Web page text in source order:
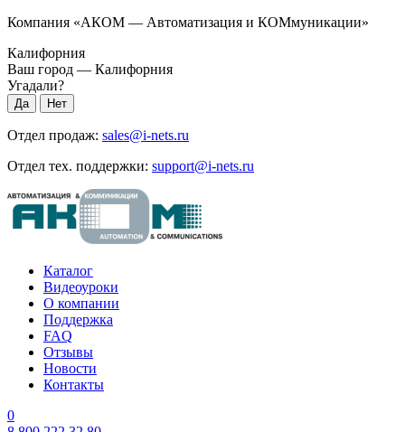
Компания «АКОМ — Автоматизация и КОМмуникации»
Калифорния
Ваш город — Калифорния
Угадали?
Отдел продаж: sales@i-nets.ru
Отдел тех. поддержки: support@i-nets.ru
Каталог
Видеоуроки
О компании
Поддержка
FAQ
Отзывы
Новости
Контакты
0